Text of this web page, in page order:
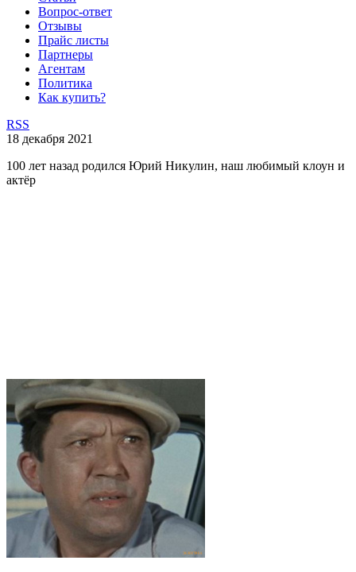
Вопрос-ответ
Отзывы
Прайс листы
Партнеры
Агентам
Политика
Как купить?
RSS
18 декабря 2021
100 лет назад родился Юрий Никулин, наш любимый клоун и
актёр